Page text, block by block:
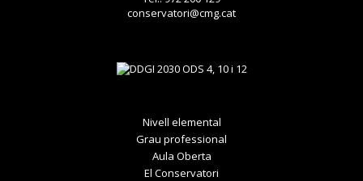
conservatori@cmg.cat
Nivell elemental
Grau professional
Aula Oberta
El Conservatori